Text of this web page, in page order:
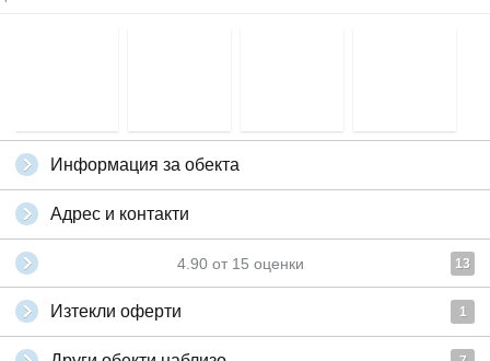
Информация за обекта
Адрес и контакти
4.90 от 15 оценки 13
Изтекли оферти 1